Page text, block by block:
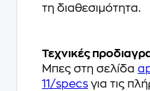
τη διαθεσιμότητα.
Τεχνικές
Μπες στη σελίδα
11/specs για τις